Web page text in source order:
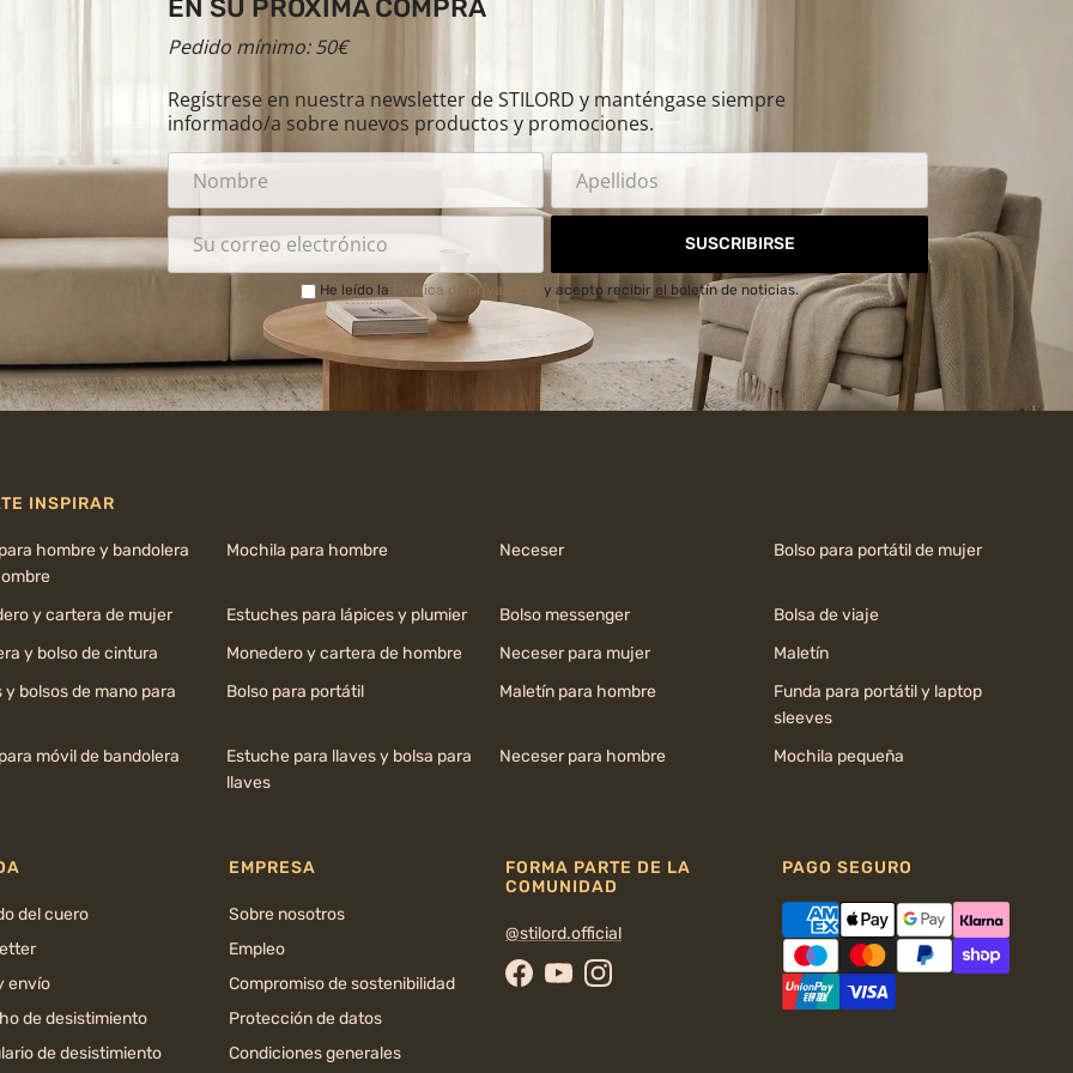
EN SU PRÓXIMA COMPRA
Pedido mínimo: 50€
Regístrese en nuestra newsletter de STILORD y manténgase siempre
informado/a sobre nuevos productos y promociones.
SUSCRIBIRSE
He leído la Política de privacidad y acepto recibir el boletín de noticias.
INSPIRAR
hombre y bandolera
Mochila para hombre Neceser Bolso para portátil de mujer
y cartera de mujer Estuches para lápices y plumier Bolso messenger
Bolsa de viaje
y bolso de cintura
Monedero y cartera de hombre Neceser para mujer
Maletín
y bolsos de mano para
Bolso para portátil Maletín para hombre
Funda para portátil y laptop
sleeves
móvil de bandolera
Estuche para llaves y bolsa para
llaves
Neceser para hombre Mochila pequeña
del cuero
envío
de desistimiento
de desistimiento
EMPRESA
Sobre nosotros
Empleo
Compromiso de sostenibilidad
Protección de datos
Condiciones generales
FORMA PARTE DE LA
COMUNIDAD
@stilord.official
Facebook
YouTubeInstagram
PAGO SEGURO